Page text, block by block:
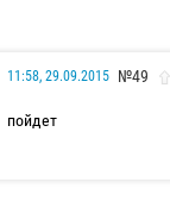
11:58, 29.09.2015 №49
пойдет